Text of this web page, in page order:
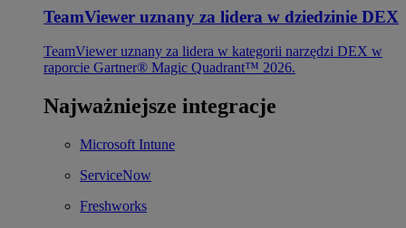
TeamViewer uznany za lidera w dziedzinie DEX
TeamViewer uznany za lidera w kategorii narzędzi DEX w
raporcie Gartner® Magic Quadrant™ 2026.
Najważniejsze integracje
Microsoft Intune
ServiceNow
Freshworks